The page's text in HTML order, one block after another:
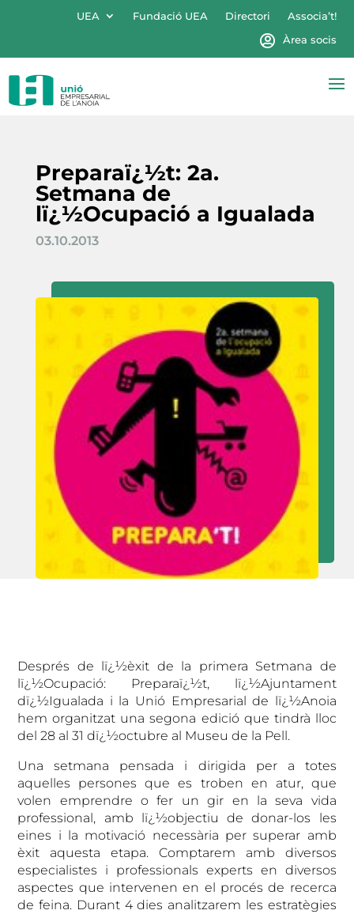
UEA Fundació UEA Directori
Associa’t!
Àrea socis
Preparaï¿½t: 2a.
Setmana de
lï¿½Ocupació a Igualada
03.10.2013
Després de lï¿½èxit de la primera Setmana de
lï¿½Ocupació: Preparaï¿½t, lï¿½Ajuntament
dï¿½Igualada i la Unió Empresarial de lï¿½Anoia
hem organitzat una segona edició que tindrà lloc
del 28 al 31 dï¿½octubre al Museu de la Pell.
Una setmana pensada i dirigida per a totes
aquelles persones que es troben en atur, que
volen emprendre o fer un gir en la seva vida
professional, amb lï¿½objectiu de donar-los les
eines i la motivació necessària per superar amb
èxit aquesta etapa. Comptarem amb diversos
especialistes i professionals experts en diversos
aspectes que intervenen en el procés de recerca
de feina. Durant 4 dies analitzarem les estratègies